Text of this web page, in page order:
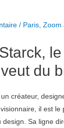
/ Paris Zoom
du
créateur,
il est le
design. Sa ligne